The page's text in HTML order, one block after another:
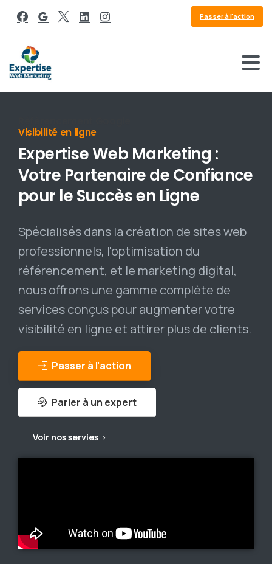
Passer à l'action
Visibilité en ligne
ExpertiseWeb Marketing :
Votre PartenairedeConfiance
pour leSuccèsen Ligne
Spécialisés dans la création de sites web
professionnels, l'optimisation du
référencement, et le marketing digital,
nous offrons une gamme complète de
services conçus pour augmenter votre
visibilité en ligne et attirer plus de clients.
Passer à l'action
Parler à un expert
Voir nos servies